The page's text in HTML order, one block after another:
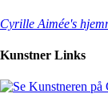
Cyrille Aimée's
Kunstner Links